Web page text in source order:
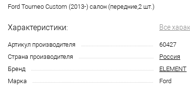
Ford Tourneo Custom (2013-) салон (передние,2 шт.)
Характеристики: Все
Артикул производителя
60427
Страна производителя
Россия
Бренд
ELEMENT
Марка
Ford